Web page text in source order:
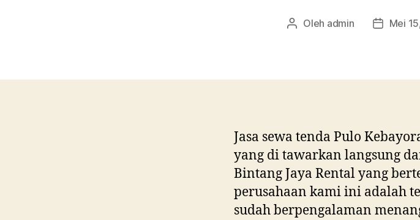
Penulis
Oleh admin
Tanggal
Mei
Jasa sewa tenda Pulo
yang di tawarkan langsung
Bintang Jaya Rental yang
perusahaan kami ini adalah
sudah berpengalaman